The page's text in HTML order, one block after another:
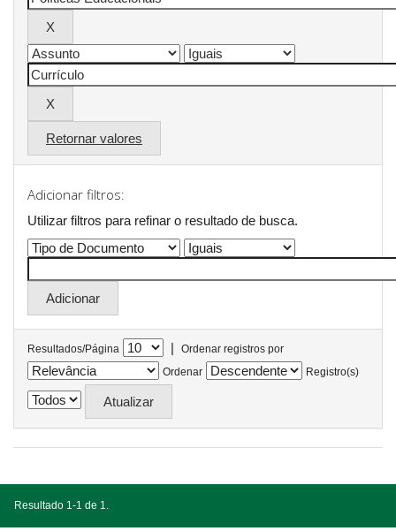
Retornar valores
Adicionar filtros:
Utilizar filtros para refinar o resultado de busca.
Resultados/Página |
Ordenar registros por
Ordenar
Registro(s)
Resultado 1-1 de 1.